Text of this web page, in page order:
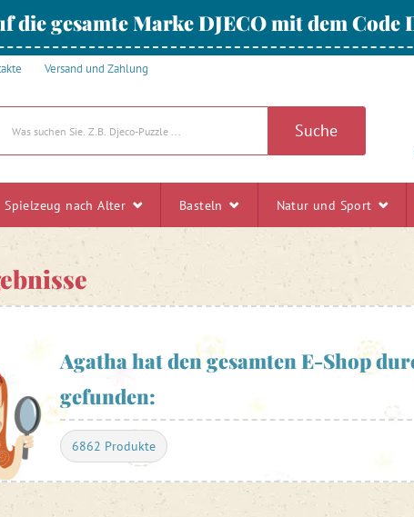
die gesamte Marke DJECO mit dem Code
Versand und Zahlung
Suche
Spielzeug nach Alter Basteln Natur und Sport
Agatha hat den gesamten E-Shop
gefunden:
6862 Produkte